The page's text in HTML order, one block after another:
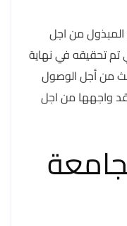
المبذول من اجل
تحقيقه في نهاية
من أجل الوصول
واجهها من اجل